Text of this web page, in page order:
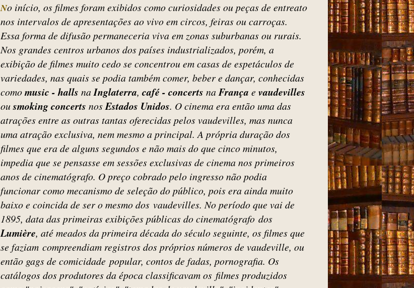
No início, os filmes foram exibidos como curiosidades ou peças de entreato
nos intervalos de apresentações ao vivo em circos, feiras ou carroças.
Essa forma de difusão permaneceria viva em zonas suburbanas ou rurais.
Nos grandes centros urbanos dos países industrializados, porém, a
exibição de filmes muito cedo se concentrou em casas de espetáculos de
variedades, nas quais se podia também comer, beber e dançar, conhecidas
comomusic - halls naInglaterra, café - concerts naFrança e vaudevilles
ousmoking concerts nosEstados Unidos. O cinema era então uma das
atrações entre as outras tantas oferecidas pelos vaudevilles, mas nunca
uma atração exclusiva, nem mesmo a principal. A própria duração dos
filmes que era de alguns segundos e não mais do que cinco minutos,
impedia que se pensasse em sessões exclusivas de cinema nos primeiros
anos de cinematógrafo. O preço cobrado pelo ingresso não podia
funcionar como mecanismo de seleção do público, pois era ainda muito
baixo e coincida de ser o mesmo dos vaudevilles. No período que vai de
1895, data das primeiras exibições públicas do cinematógrafo dos
Lumière, até meados da primeira década do século seguinte, os filmes que
se faziam compreendiam registros dos próprios números de vaudeville, ou
então gags de comicidade popular, contos de fadas, pornografia. Os
catálogos dos produtores da época classificavam os filmes produzidos